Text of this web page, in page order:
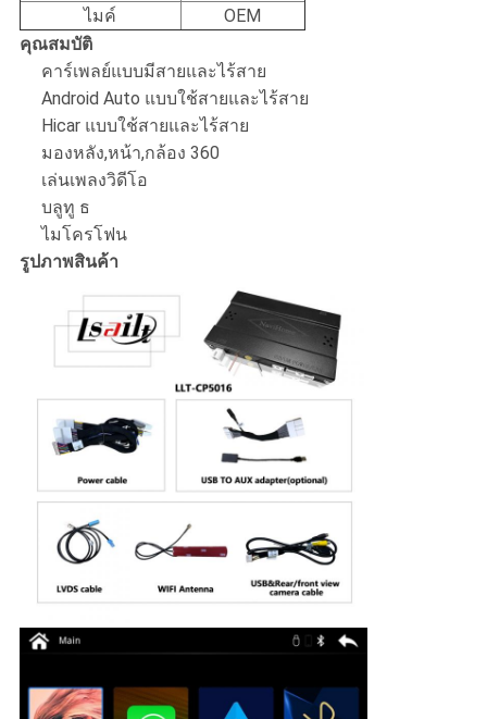
ไมค์
OEM
คุณสมบัติ
คาร์เพลย์แบบมีสายและไร้สาย
Android Auto แบบใช้สายและไร้สาย
Hicar แบบใช้สายและไร้สาย
มองหลัง,หน้า,กล้อง 360
เล่นเพลงวิดีโอ
บลูทู ธ
ไมโครโฟน
รูปภาพสินค้า